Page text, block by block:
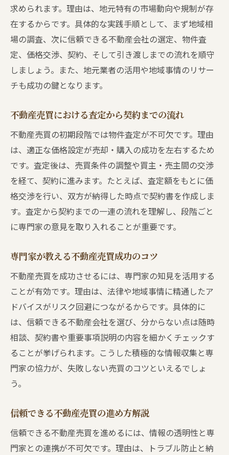
求められます。理由は、地元特有の市場動向や規制が存
在するからです。具体的な実践手順として、まず地域相
場の調査、次に信頼できる不動産会社の選定、物件査
定、価格交渉、契約、そして引き渡しまでの流れを順守
しましょう。また、地元業者の活用や地域事情のリサー
チも成功の鍵となります。
不動産売買における査定から契約までの流れ
不動産売買の初期段階では物件査定が不可欠です。理由
は、適正な価格設定が売却・購入の成功を左右するため
です。査定後は、売買条件の調整や買主・売主間の交渉
を経て、契約に進みます。たとえば、査定額をもとに価
格交渉を行い、双方が納得した時点で契約書を作成しま
す。査定から契約までの一連の流れを理解し、段階ごと
に専門家の意見を取り入れることが重要です。
専門家が教える不動産売買成功のコツ
不動産売買を成功させるには、専門家の知見を活用する
ことが有効です。理由は、法律や地域事情に精通したア
ドバイスがリスク回避につながるからです。具体的に
は、信頼できる不動産会社を選び、分からない点は随時
相談、契約書や重要事項説明の内容を細かくチェックす
ることが挙げられます。こうした積極的な情報収集と専
門家の協力が、失敗しない売買のコツといえるでしょ
う。
信頼できる不動産売買の進め方解説
信頼できる不動産売買を進めるには、情報の透明性と専
門家との連携が不可欠です。理由は、トラブル防止と納